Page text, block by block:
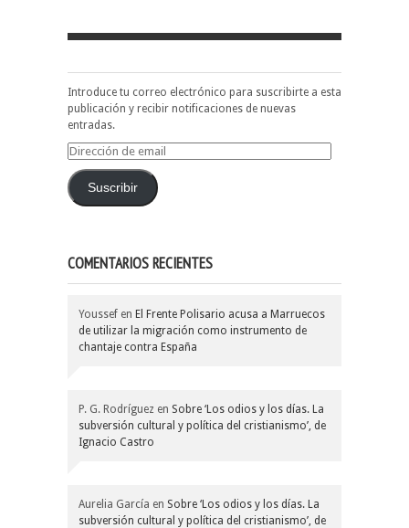
Introduce tu correo electrónico para suscribirte a esta
publicación y recibir notificaciones de nuevas
entradas.
Dirección
emailSuscribir
COMENTARIOS RECIENTES
Youssef en El Frente Polisario acusa a Marruecos
de utilizar la migración como instrumento de
chantaje contra España
P. G. Rodríguez en Sobre ‘Los odios y los días. La
subversión cultural y política del cristianismo’, de
Ignacio Castro
Aurelia García en Sobre ‘Los odios y los días. La
subversión cultural y política del cristianismo’, de